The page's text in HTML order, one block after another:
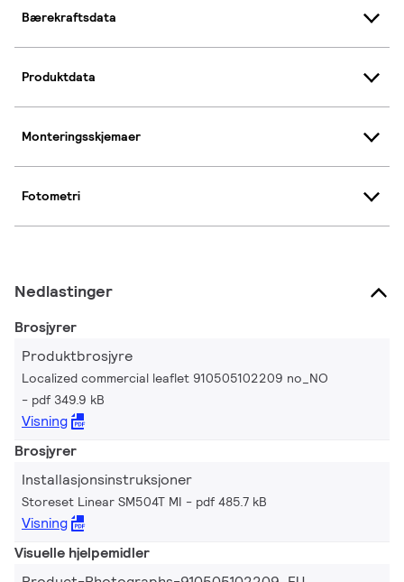
Bærekraftsdata
Produktdata
Monteringsskjemaer
Fotometri
Nedlastinger
Brosjyrer
Produktbrosjyre
Localized commercial leaflet 910505102209 no_NO
pdf 349.9 kB
Visning
Brosjyrer
Installasjonsinstruksjoner
Storeset Linear SM504T MI pdf 485.7 kB
Visning
Visuelle hjelpemidler